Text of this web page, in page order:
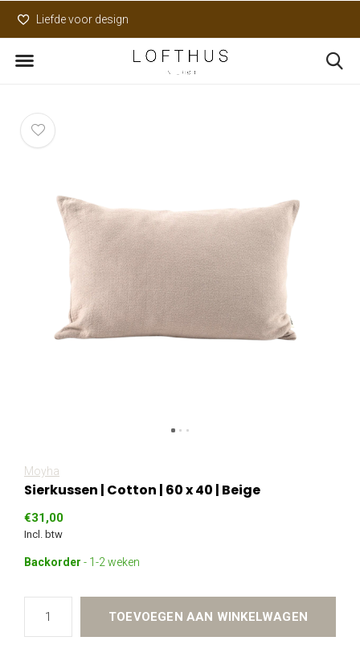
Liefde voor design
Moyha
Sierkussen | Cotton | 60 x 40 | Beige
€31,00
Incl. btw
Backorder - 1-2 weken
TOEVOEGEN AAN WINKELWAGEN